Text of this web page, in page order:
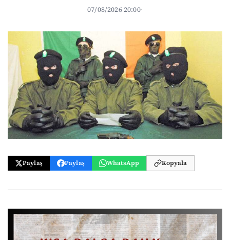
07/08/2026 20:00·
Paylaş Paylaş WhatsApp Kopyala